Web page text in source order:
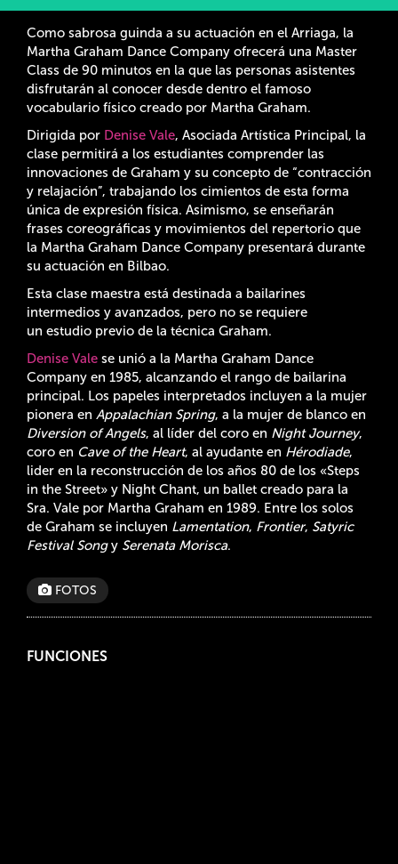
Como sabrosa guinda a su actuación en el Arriaga, la
Martha Graham Dance Company ofrecerá una Master
Class de 90 minutos en la que las personas asistentes
disfrutarán al conocer desde dentro el famoso
vocabulario físico creado por Martha Graham.
Dirigida por Denise Vale, Asociada Artística Principal, la
clase permitirá a los estudiantes comprender las
innovaciones de Graham y su concepto de “contracción
y relajación”, trabajando los cimientos de esta forma
única de expresión física. Asimismo, se enseñarán
frases coreográficas y movimientos del repertorio que
la Martha Graham Dance Company presentará durante
su actuación en Bilbao.
Esta clase maestra está destinada a bailarines
intermedios y avanzados, pero no se requiere
un estudio previo de la técnica Graham.
Denise Vale se unió a la Martha Graham Dance
Company en 1985, alcanzando el rango de bailarina
principal. Los papeles interpretados incluyen a la mujer
pionera en Appalachian Spring, a la mujer de blanco en
Diversion of Angels, al líder del coro en Night Journey,
coro en Cave of the Heart, al ayudante en Hérodiade,
lider en la reconstrucción de los años 80 de los «Steps
in the Street» y Night Chant, un ballet creado para la
Sra. Vale por Martha Graham en 1989. Entre los solos
de Graham se incluyen Lamentation, Frontier, Satyric
Festival Songy Serenata Morisca.
FOTOS
FUNCIONES